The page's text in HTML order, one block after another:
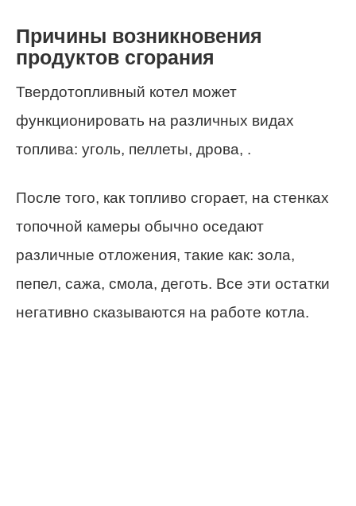
Причины возникновения
продуктов сгорания
Твердотопливный котел может
функционировать на различных видах
топлива: уголь, пеллеты, дрова, .
После того, как топливо сгорает, на стенках
топочной камеры обычно оседают
различные отложения, такие как: зола,
пепел, сажа, смола, деготь. Все эти остатки
негативно сказываются на работе котла.